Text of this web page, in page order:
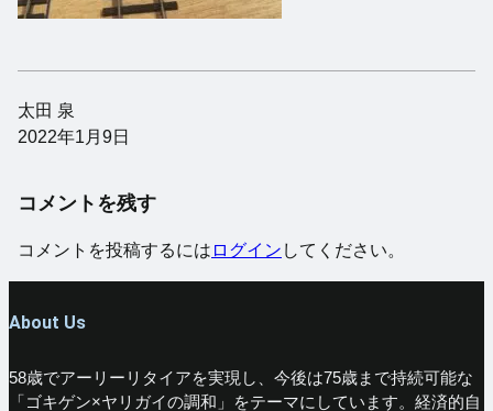
太田 泉
2022年1月9日
コメントを残す
コメントを投稿するには ログイン してください。
About Us
58歳でアーリーリタイアを実現し、今後は75歳まで持続可能な
「ゴキゲン×ヤリガイの調和」をテーマにしています。経済的自